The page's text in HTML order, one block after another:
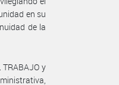
en su
de la
TRABAJO y